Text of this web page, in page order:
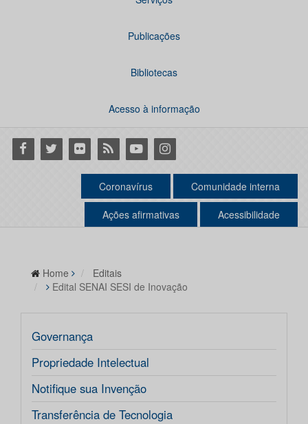
Publicações
Bibliotecas
Acesso à informação
Facebook
Twitter Flickr RSS YoutubeInstagram
Coronavírus Comunidade interna
Ações afirmativas Acessibilidade
Home
Editais
Edital SENAI SESI de Inovação
Governança
Propriedade Intelectual
Notifique sua Invenção
Transferência de Tecnologia